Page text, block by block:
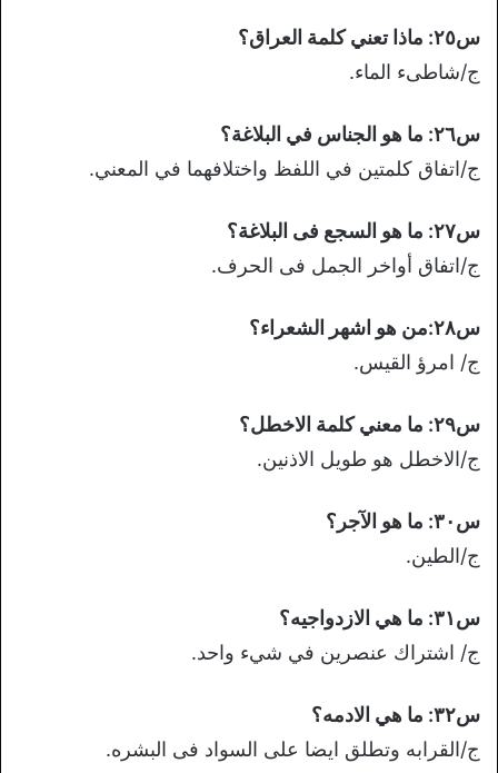
س٢٥: ماذا تعني كلمة العراق؟
ج/شاطىء الماء.
س٢٦: ما هو الجناس في البلاغة؟
ج/اتفاق كلمتين في اللفظ واختلافهما في المعني.
س٢٧: ما هو السجع فى البلاغة؟
ج/اتفاق أواخر الجمل فى الحرف.
س٢٨:من هو اشهر الشعراء؟
ج/ امرؤ القيس.
س٢٩: ما معني كلمة الاخطل؟
ج/الاخطل هو طويل الاذنين.
س٣٠: ما هو الآجر؟
ج/الطين.
س٣١: ما هي الازدواجيه؟
ج/ اشتراك عنصرين في شيء واحد.
س٣٢: ما هي الادمه؟
ج/القرابه وتطلق ايضا على السواد فى البشره.